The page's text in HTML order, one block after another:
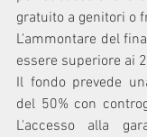
gratuito a genitori o
L'ammontare del
essere superiore ai
Il fondo prevede
del 50% con
L'accesso alla